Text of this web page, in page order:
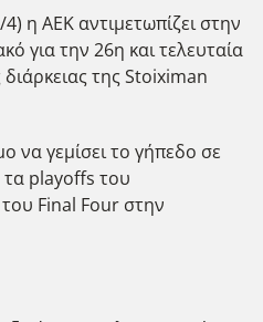
η ΑΕΚ αντιμετωπίζει στην
για την 26η και τελευταία
της Stoiximan
να γεμίσει το γήπεδο σε
playoffs του
Final Four στην